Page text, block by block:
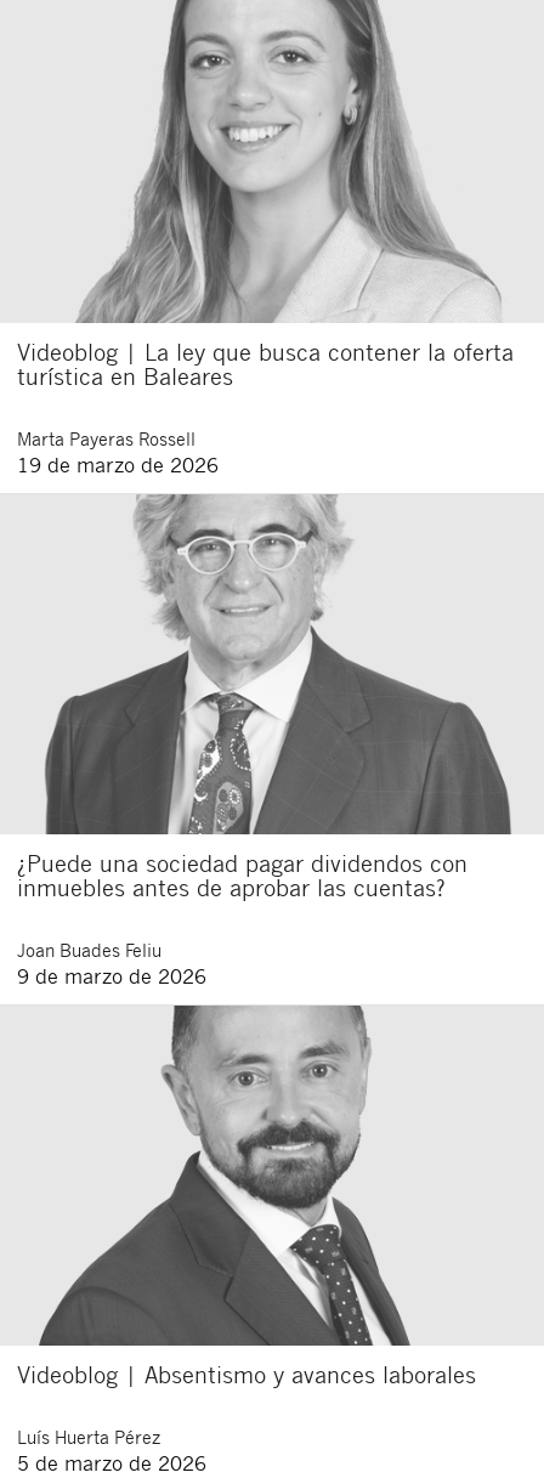
Videoblog | La ley que busca contener la oferta
turística en Baleares
Marta Payeras Rossell
19 de marzo de 2026
¿Puede una sociedad pagar dividendos con
inmuebles antes de aprobar las cuentas?
Joan Buades Feliu
9 de marzo de 2026
Videoblog | Absentismo y avances laborales
Luís Huerta Pérez
5 de marzo de 2026